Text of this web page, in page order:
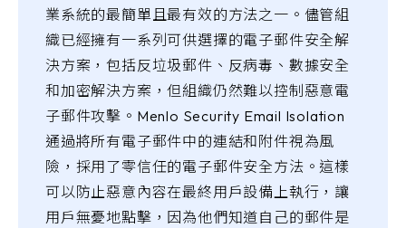
業系統的最簡單且最有效的方法之一。儘管組
織已經擁有一系列可供選擇的電子郵件安全解
決方案，包括反垃圾郵件、反病毒、數據安全
和加密解決方案，但組織仍然難以控制惡意電
子郵件攻擊。Menlo Security Email Isolation
通過將所有電子郵件中的連結和附件視為風
險，採用了零信任的電子郵件安全方法。這樣
可以防止惡意內容在最終用戶設備上執行，讓
用戶無憂地點擊，因為他們知道自己的郵件是